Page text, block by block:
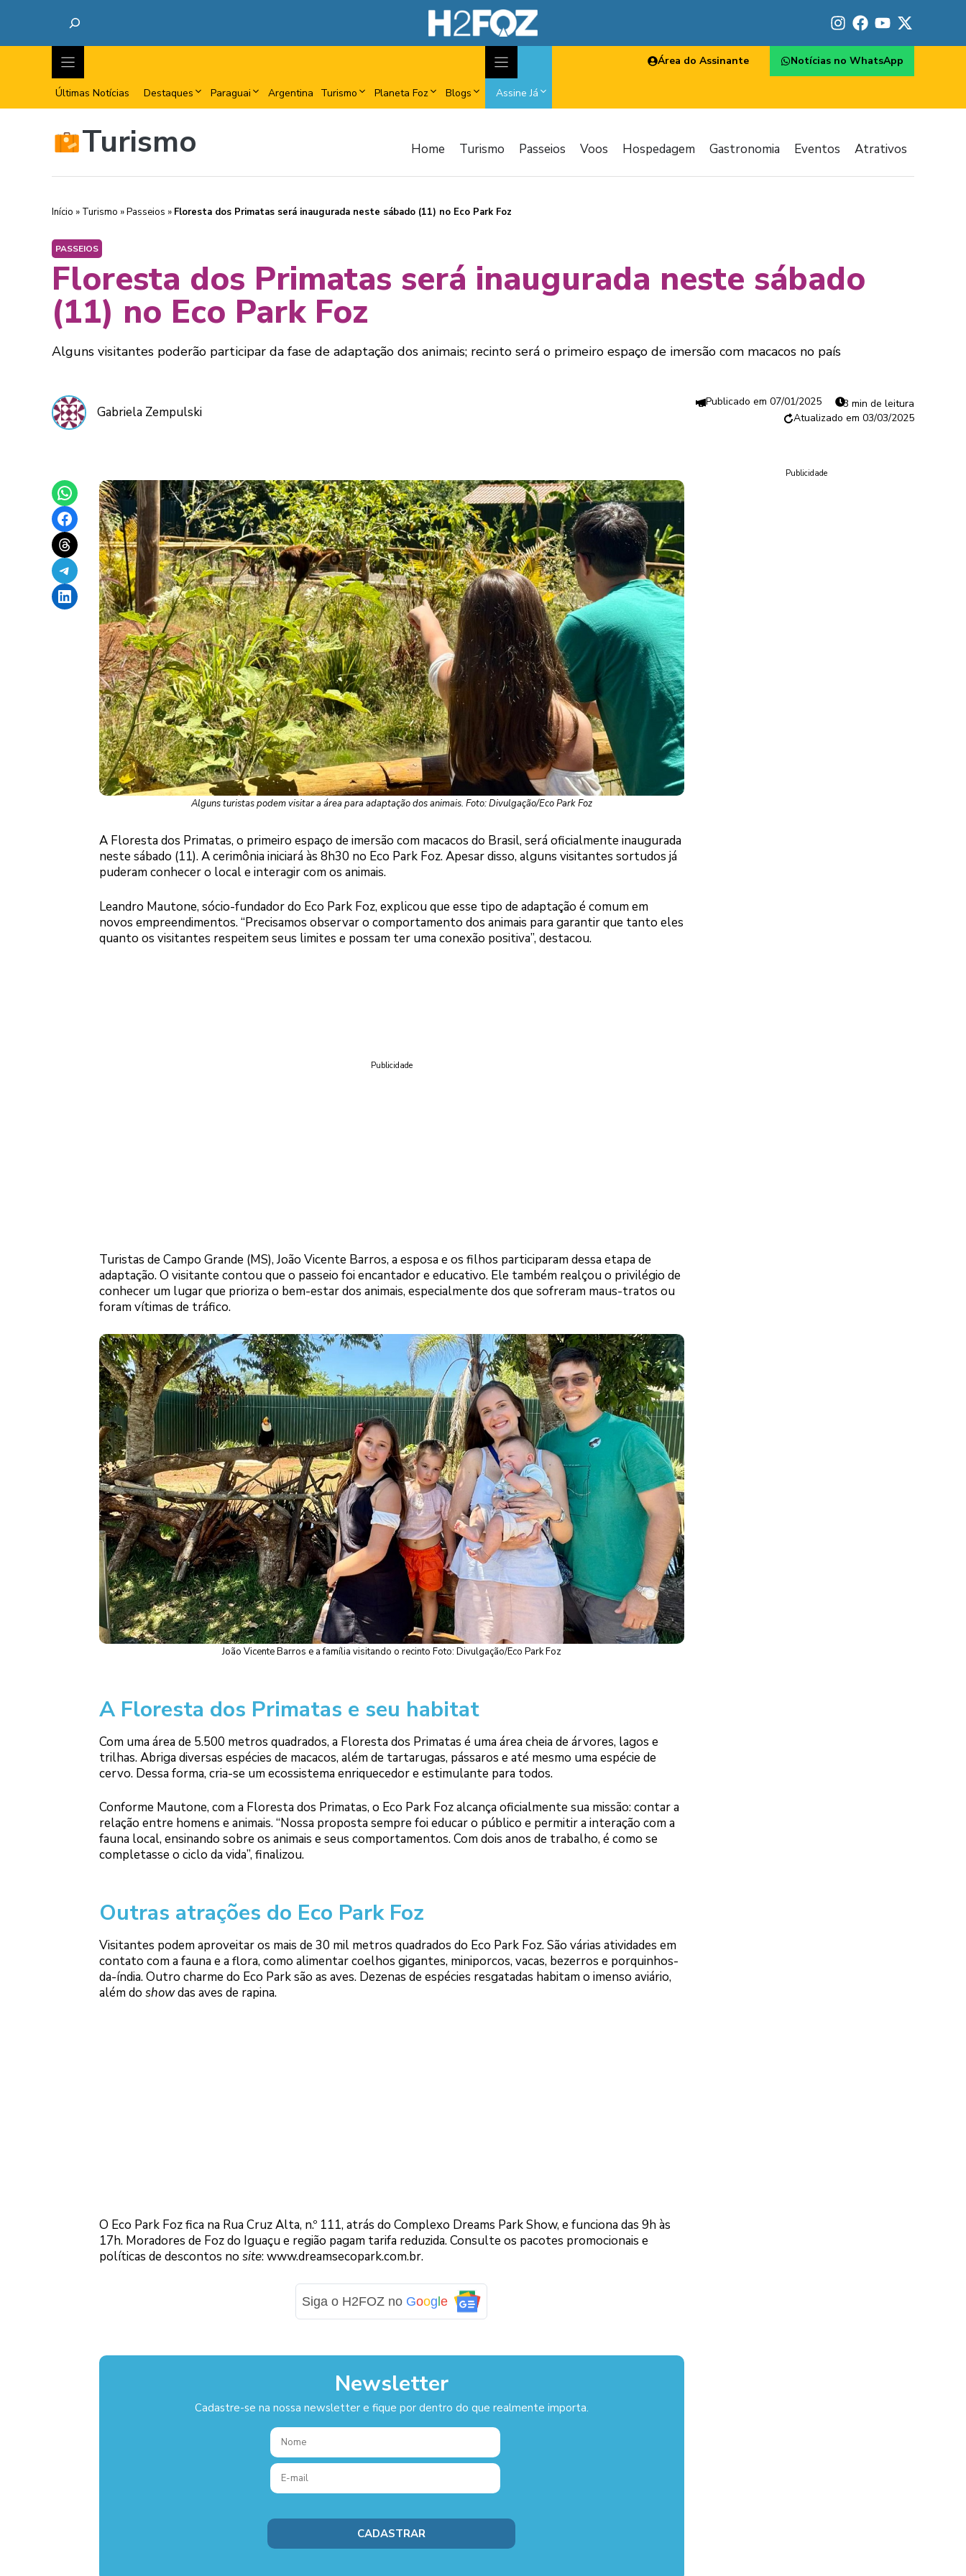
Últimas Notícias Destaques Paraguai Argentina Turismo Planeta Foz Blogs Assine Já
Área do Assinante Notícias no WhatsApp
Turismo Home Turismo Passeios Voos Hospedagem Gastronomia Eventos Atrativos
Início » Turismo »Passeios » Floresta dos Primatas será inaugurada neste sábado (11) no Eco Park Foz
PASSEIOS
Floresta dos Primatas será inaugurada neste sábado
(11) no Eco Park Foz
Alguns visitantes poderão participar da fase de adaptação dos animais; recinto será o primeiro espaço de imersão com macacos no país
Gabriela Zempulski
07/01/2025
3 min de leitura
03/03/2025
Share on WhatsApp
Share on Facebook
Share on Threads
Share on Telegram
Share on LinkedIn
Alguns turistas podem visitar a área para adaptação dos animais. Foto: Divulgação/Eco Park Foz
A Floresta dos Primatas, o primeiro espaço de imersão com macacos do Brasil, será oficialmente inaugurada
neste sábado (11). A cerimônia iniciará às 8h30 no Eco Park Foz. Apesar disso, alguns visitantes sortudos já
puderam conhecer o local e interagir com os animais.
Leandro Mautone, sócio-fundador do Eco Park Foz, explicou que esse tipo de adaptação é comum em
novos empreendimentos. “Precisamos observar o comportamento dos animais para garantir que tanto eles
quanto os visitantes respeitem seus limites e possam ter uma conexão positiva”, destacou.
Publicidade
Turistas de Campo Grande (MS), João Vicente Barros, a esposa e os filhos participaram dessa etapa de
adaptação. O visitante contou que o passeio foi encantador e educativo. Ele também realçou o privilégio de
conhecer um lugar que prioriza o bem-estar dos animais, especialmente dos que sofreram maus-tratos ou
foram vítimas de tráfico.
João Vicente Barros e a família visitando o recinto Foto: Divulgação/Eco Park Foz
A Floresta dos Primatas e seu habitat
Com uma área de 5.500 metros quadrados, a Floresta dos Primatas é uma área cheia de árvores, lagos e
trilhas. Abriga diversas espécies de macacos, além de tartarugas, pássaros e até mesmo uma espécie de
cervo. Dessa forma, cria-se um ecossistema enriquecedor e estimulante para todos.
Conforme Mautone, com a Floresta dos Primatas, o Eco Park Foz alcança oficialmente sua missão: contar a
relação entre homens e animais. “Nossa proposta sempre foi educar o público e permitir a interação com a
fauna local, ensinando sobre os animais e seus comportamentos. Com dois anos de trabalho, é como se
completasse o ciclo da vida”, finalizou.
Outras atrações do Eco Park Foz
Visitantes podem aproveitar os mais de 30 mil metros quadrados do Eco Park Foz. São várias atividades em
contato com a fauna e a flora, como alimentar coelhos gigantes, miniporcos, vacas, bezerros e porquinhos-
da-índia. Outro charme do Eco Park são as aves. Dezenas de espécies resgatadas habitam o imenso aviário,
além do showdas aves de rapina.
O Eco Park Foz fica na Rua Cruz Alta, n.º 111, atrás do Complexo Dreams Park Show, e funciona das 9h às
17h. Moradores de Foz do Iguaçu e região pagam tarifa reduzida. Consulte os pacotes promocionais e
políticas de descontos no site: www.dreamsecopark.com.br.
Siga o H2FOZ no Google
Newsletter
Cadastre-se na nossa newsletter e fique por dentro do que realmente importa.
Publicidade